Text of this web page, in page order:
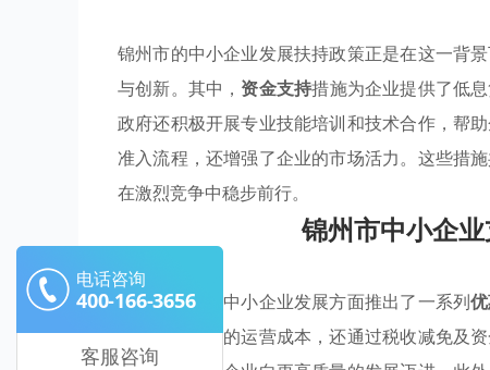
锦州市的中小企业发展扶持政策正是在这一背
与创新。其中， 资金支持措施为企业提供了低
政府还积极开展专业技能培训和技术合作，帮
准入流程，还增强了企业的市场活力。这些措
在激烈竞争中稳步前行。
锦州市中小企
锦州市在推动中小企业发展方面推出了一系列
仅降低了企业的运营成本，还通过税收减免及
电话咨询
400-166-3656
客服咨询